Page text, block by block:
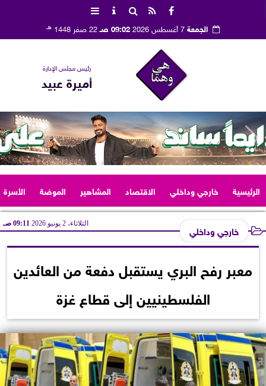
الجمعة 09:02 صـ 22 صفر 1448 هـ
رئيس مجلس الإدارة
أميرة عبيد
الرئيسية خارجي وداخلي الاقتصاد المشاهير الموضة الأسرة
خارجي وداخلي الثلاثاء، 2 يونيو 2026 09:11 صـ
معبر رفح البري يستقبل دفعة من العائدين
الفلسطينيين إلى قطاع غزة